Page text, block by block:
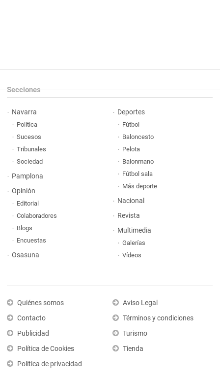
Secciones
Navarra
Política
Sucesos
Tribunales
Sociedad
Pamplona
Opinión
Editorial
Colaboradores
Blogs
Encuestas
Osasuna
Deportes
Fútbol
Baloncesto
Pelota
Balonmano
Fútbol sala
Más deporte
Nacional
Revista
Multimedia
Galerías
Vídeos
Quiénes somos
Contacto
Publicidad
Política de Cookies
Política de privacidad
Aviso Legal
Términos y condiciones
Turismo
Tienda